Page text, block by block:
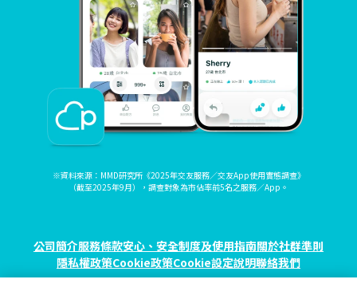
※資料來源：MMD研究所《2025年交友服務／交友App使用實態調查》
（截至2025年9月），調查對象為市佔率前5名之服務／App。
公司簡介服務條款安心、安全制度及使用指南關於社群準則
隱私權政策Cookie政策Cookie設定說明聯絡我們